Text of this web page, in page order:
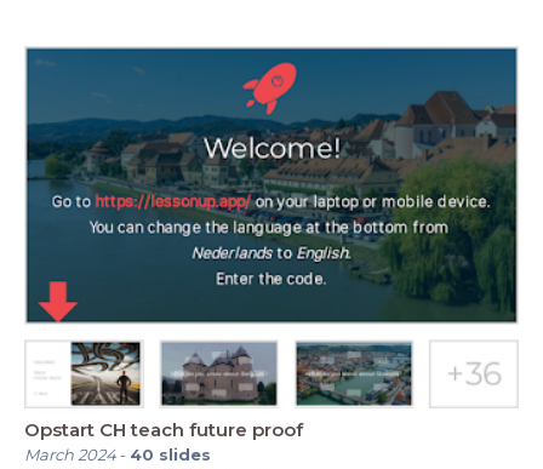
Opstart CH teach future proof
March 2024- 40 slides